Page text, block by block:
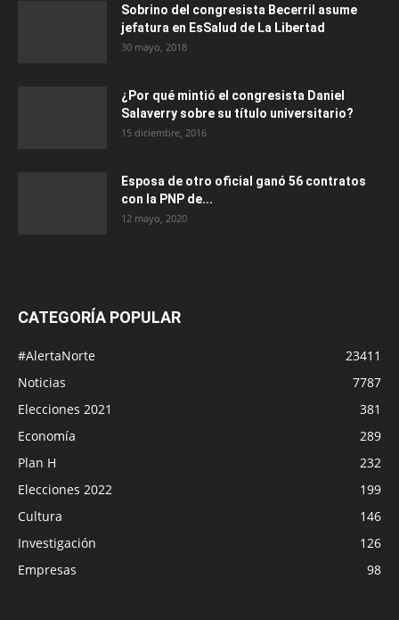
Sobrino del congresista Becerril asume
jefatura en EsSalud de La Libertad
30 mayo, 2018
¿Por qué mintió el congresista Daniel
Salaverry sobre su título universitario?
15 diciembre, 2016
Esposa de otro oficial ganó 56 contratos
con la PNP de...
12 mayo, 2020
CATEGORÍA POPULAR
#AlertaNorte
23411
Noticias
7787
Elecciones 2021
381
Economía
289
Plan H
232
Elecciones 2022
199
Cultura
146
Investigación
126
Empresas
98